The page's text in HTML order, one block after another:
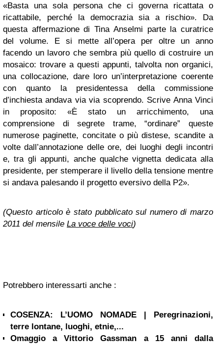
«Basta una sola persona che ci governa ricattata o
ricattabile, perché la democrazia sia a rischio». Da
questa affermazione di Tina Anselmi parte la curatrice
del volume. E si mette all’opera per oltre un anno
facendo un lavoro che sembra più quello di costruire un
mosaico: trovare a questi appunti, talvolta non organici,
una collocazione, dare loro un’interpretazione coerente
con quanto la presidentessa della commissione
d’inchiesta andava via via scoprendo. Scrive Anna Vinci
in proposito: «È stato un arricchimento, una
comprensione di segrete trame, “ordinare” queste
numerose paginette, concitate o più distese, scandite a
volte dall’annotazione delle ore, dei luoghi degli incontri
e, tra gli appunti, anche qualche vignetta dedicata alla
presidente, per stemperare il livello della tensione mentre
si andava palesando il progetto eversivo della P2».
(Questo articolo è stato pubblicato sul numero di marzo
2011 del mensile La voce delle voci)
Potrebbero interessarti anche :
COSENZA: L’UOMO NOMADE | Peregrinazioni,
terre lontane, luoghi, etnie,...
Omaggio a Vittorio Gassman a 15 anni dalla